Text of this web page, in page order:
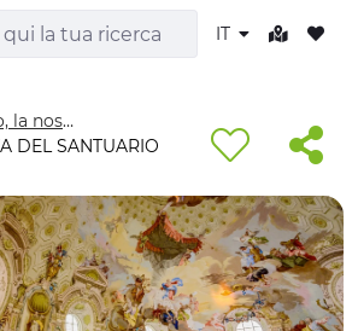
IT
Il Territorio, la nostra casa - Visit Cuneese
DEL SANTUARIO